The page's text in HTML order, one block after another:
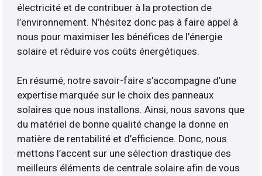
électricité et de contribuer à la protection de
l’environnement. N’hésitez donc pas à faire appel à
nous pour maximiser les bénéfices de l’énergie
solaire et réduire vos coûts énergétiques.
En résumé, notre savoir-faire s’accompagne d’une
expertise marquée sur le choix des panneaux
solaires que nous installons. Ainsi, nous savons que
du matériel de bonne qualité change la donne en
matière de rentabilité et d’efficience. Donc, nous
mettons l’accent sur une sélection drastique des
meilleurs éléments de centrale solaire afin de vous